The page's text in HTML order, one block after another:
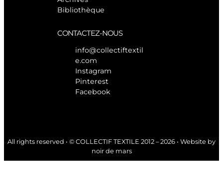
Bibliothèque
CONTACTEZ-NOUS
info@collectiftextil
e.com
Instagram
Pinterest
Facebook
All rights reserved • © COLLECTIF TEXTILE 2012 – 2026 • Website by
noir de mars